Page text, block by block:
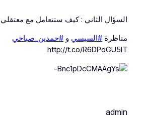
السؤال الثاني : كيف ستتعامل مع
مناظرة #السيسي و #حمدين_صباحي
http://t.co/R6DPoGU5lT
admin